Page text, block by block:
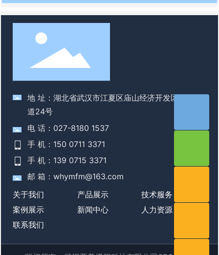
地 址：湖北省武汉市江夏区庙山经济开发区 江夏大
道24号
电 话：027-8180 1537
手 机：150 0711 3371
手 机：139 0715 3371
邮 箱：whymfm@163.com
关于我们
产品展示
技术服务
案例展示
新闻中心
人力资源
联系我们